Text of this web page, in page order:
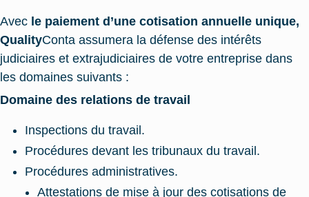
Avec le paiement d’une cotisation annuelle unique,
QualityConta assumera la défense des intérêts
judiciaires et extrajudiciaires de votre entreprise dans
les domaines suivants :
Domaine des relations de travail
Inspections du travail.
Procédures devant les tribunaux du travail.
Procédures administratives.
Attestations de mise à jour des cotisations de